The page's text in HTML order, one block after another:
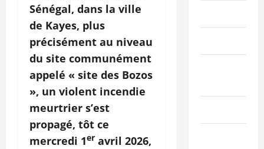
Sénégal, dans la ville
de Kayes, plus
précisément au niveau
du site communément
appelé « site des Bozos
», un violent incendie
meurtrier s’est
propagé, tôt ce
mercredi 1er avril 2026,